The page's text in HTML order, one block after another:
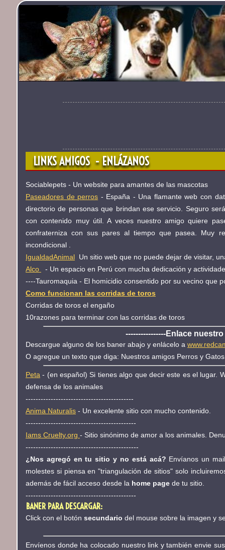
LINKS AMIGOS - ENLÁZANOS
Sociablepets - Un website para amantes de las mascotas
Paseadores de perros - España - Una flamante web con
directorio de personas que brindan ese servicio. Seguro
con contenido muy útil. A veces nuestro amigo quiere
confraterniza con sus pares al tiempo que pasea. Muy
incondicional .
IgualdadAnimal Un sitio web que no puede dejar de visitar,
Alco
- Un espacio en Perú con mucha dedicación y
----Tauromaquia - El homicidio consentido por su vecino que
Como funcionan las corridas de toros
Corridas de toros el engaño
10razones para terminar con las corridas de toros
----------------Enlace nuestro
Descargue alguno de los baner abajo y enlácelo a
O agregue un texto que diga: Nuestros amigos Perros y
Peta - (en español) Si tienes algo que decir este es el lugar.
defensa de los animales
-------------------------------------------
Anima Naturalis - Un excelente sitio con mucho contenido.
--------------------------------------------
Iams Cruelty.org - Sitio sinónimo de amor a los animales.
---------------------------------------------
¿Nos agregó en tu sitio y no está acá? Envíanos un
molestes si piensa en "triangulación de sitios" solo
además de fácil acceso desde la home page de tu sitio.
--------------------------------------------
BANER PARA DESCARGAR:
Click con el botón secundario del mouse sobre la imagen y
Envíenos donde ha colocado nuestro link y también envie